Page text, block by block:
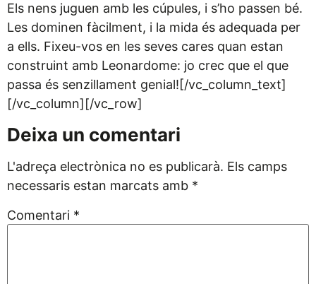
Els nens juguen amb les cúpules, i s’ho passen bé.
Les dominen fàcilment, i la mida és adequada per
a ells. Fixeu-vos en les seves cares quan estan
construint amb Leonardome: jo crec que el que
passa és senzillament genial![/vc_column_text]
[/vc_column][/vc_row]
Deixa un comentari
L'adreça electrònica no es publicarà. Els camps
necessaris estan marcats amb *
Comentari *